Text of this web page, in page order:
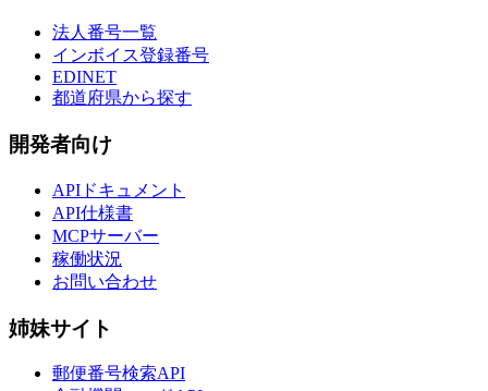
法人番号一覧
インボイス登録番号
EDINET
都道府県から探す
開発者向け
APIドキュメント
API仕様書
MCPサーバー
稼働状況
お問い合わせ
姉妹サイト
郵便番号検索API